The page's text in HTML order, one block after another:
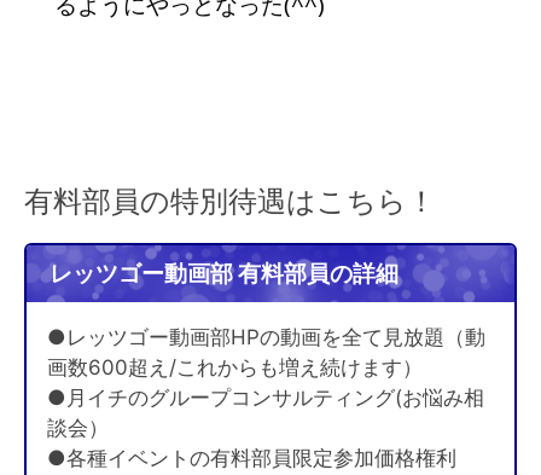
有料部員の特別待遇はこちら！
レッツゴー動画部 有料部員の詳細
●レッツゴー動画部HPの動画を全て見放題（動
画数600超え/これからも増え続けます）
●月イチのグループコンサルティング(お悩み相
談会）
●各種イベントの有料部員限定参加価格権利